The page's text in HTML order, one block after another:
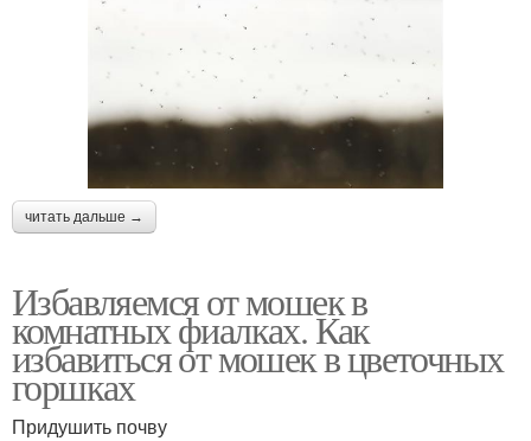
читать дальше →
Избавляемся от мошек в
комнатных фиалках. Как
избавиться от мошек в цветочных
горшках
Придушить почву